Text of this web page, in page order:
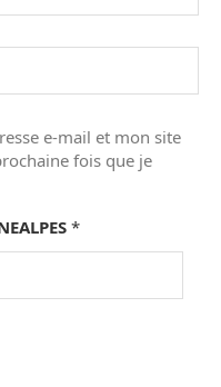
e-mail et mon site
fois que je
*